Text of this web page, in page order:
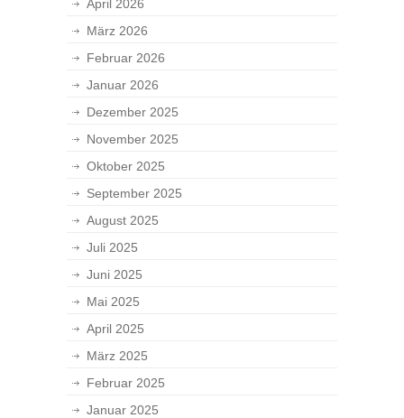
April 2026
März 2026
Februar 2026
Januar 2026
Dezember 2025
November 2025
Oktober 2025
September 2025
August 2025
Juli 2025
Juni 2025
Mai 2025
April 2025
März 2025
Februar 2025
Januar 2025